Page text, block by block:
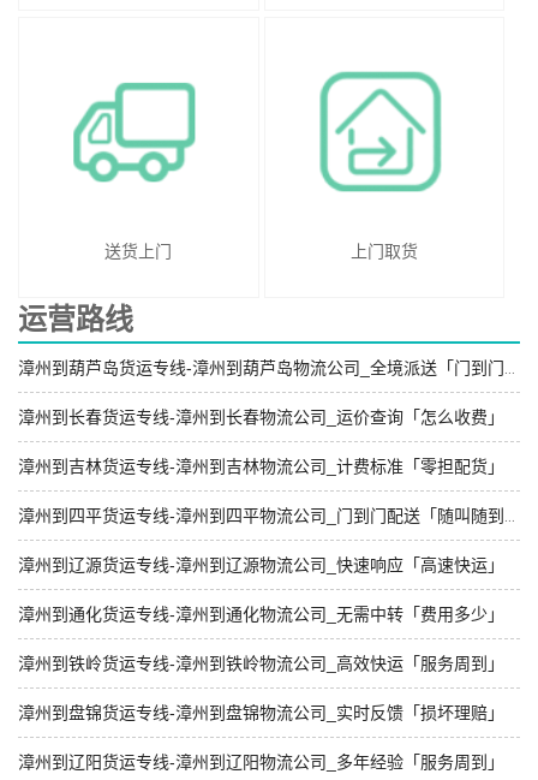
送货上门 上门取货
运营路线
漳州到长春货运专线-漳州到长春物流公司_运价查询「怎么收费」
漳州到吉林货运专线-漳州到吉林物流公司_计费标准「零担配货」
漳州到辽源货运专线-漳州到辽源物流公司_快速响应「高速快运」
漳州到通化货运专线-漳州到通化物流公司_无需中转「费用多少」
漳州到铁岭货运专线-漳州到铁岭物流公司_高效快运「服务周到」
漳州到盘锦货运专线-漳州到盘锦物流公司_实时反馈「损坏理赔」
漳州到辽阳货运专线-漳州到辽阳物流公司_多年经验「服务周到」